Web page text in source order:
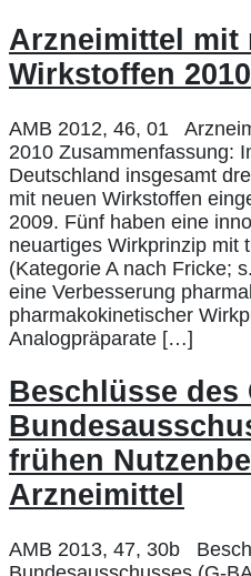
Arzneimittel mit
Wirkstoffen 2010
AMB 2012, 46, 01
2010 Zusammenfassung:
Deutschland insgesamt
mit neuen Wirkstoffen
2009. Fünf haben eine
neuartiges Wirkprinzip mit
(Kategorie A nach Fricke;
eine Verbesserung
pharmakokinetischer
Analogpräparate […]
Beschlüsse des
frühen
Arzneimittel
AMB 2013, 47, 30b